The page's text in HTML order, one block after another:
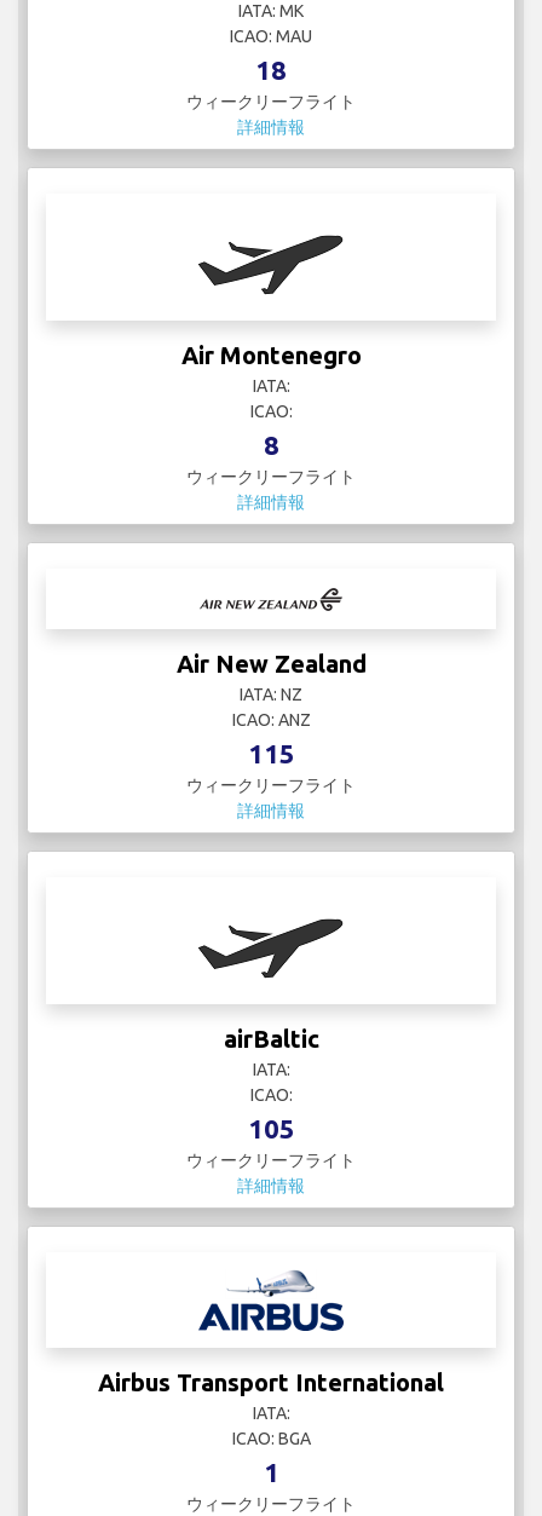
IATA: MK
ICAO: MAU
18
ウィークリーフライト
詳細情報
Air Montenegro
IATA:
ICAO:
8
ウィークリーフライト
詳細情報
Air New Zealand
IATA: NZ
ICAO: ANZ
115
ウィークリーフライト
詳細情報
airBaltic
IATA:
ICAO:
105
ウィークリーフライト
詳細情報
Airbus Transport International
IATA:
ICAO: BGA
1
ウィークリーフライト